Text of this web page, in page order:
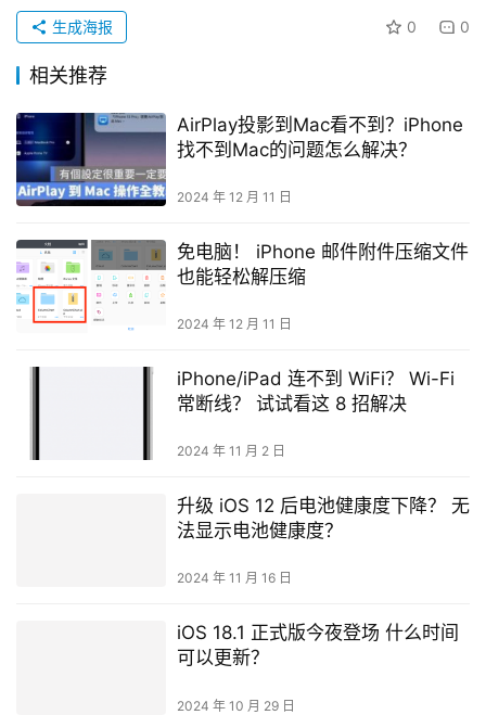
0 0
生成海报
相关推荐
AirPlay投影到Mac看不到？iPhone
找不到Mac的问题怎么解决？
2024 年 12 月 11 日
免电脑！ iPhone 邮件附件压缩文件
也能轻松解压缩
2024 年 12 月 11 日
iPhone/iPad 连不到 WiFi？ Wi-Fi
常断线？ 试试看这 8 招解决
2024 年 11 月 2 日
升级 iOS 12 后电池健康度下降？ 无
法显示电池健康度？
2024 年 11 月 16 日
iOS 18.1 正式版今夜登场 什么时间
可以更新？
2024 年 10 月 29 日